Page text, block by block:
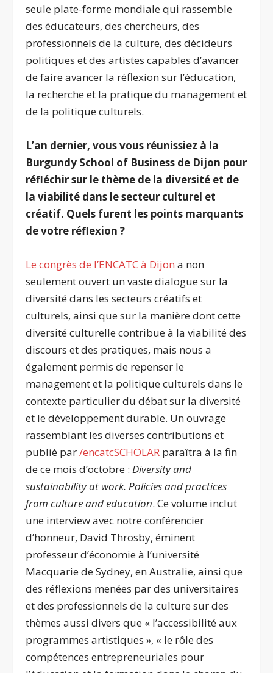
seule plate-forme mondiale qui rassemble
des éducateurs, des chercheurs, des
professionnels de la culture, des décideurs
politiques et des artistes capables d’avancer
de faire avancer la réflexion sur l’éducation,
la recherche et la pratique du management et
de la politique culturels.
L’an dernier, vous vous réunissiez à la
Burgundy School of Business de Dijon pour
réfléchir sur le thème de la diversité et de
la viabilité dans le secteur culturel et
créatif. Quels furent les points marquants
de votre réflexion ?
Le congrès de l’ENCATC à Dijon a non
seulement ouvert un vaste dialogue sur la
diversité dans les secteurs créatifs et
culturels, ainsi que sur la manière dont cette
diversité culturelle contribue à la viabilité des
discours et des pratiques, mais nous a
également permis de repenser le
management et la politique culturels dans le
contexte particulier du débat sur la diversité
et le développement durable. Un ouvrage
rassemblant les diverses contributions et
publié par/encatcSCHOLAR paraîtra à la fin
de ce mois d’octobre :Diversity and
sustainability at work. Policies and practices
from culture and education. Ce volume inclut
une interview avec notre conférencier
d’honneur, David Throsby, éminent
professeur d’économie à l’université
Macquarie de Sydney, en Australie, ainsi que
des réflexions menées par des universitaires
et des professionnels de la culture sur des
thèmes aussi divers que « l’accessibilité aux
programmes artistiques », « le rôle des
compétences entrepreneuriales pour